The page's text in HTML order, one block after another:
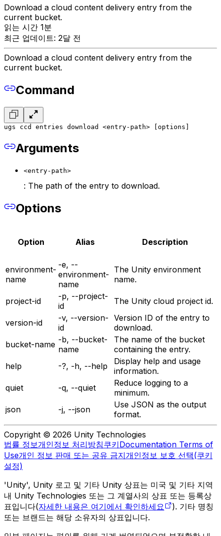
Download a cloud content delivery entry from the
current bucket.
읽는 시간 1분
최근 업데이트: 2달 전
Download a cloud content delivery entry from the
current bucket.
Command
ugs ccd entries download <entry-path> [options]
Arguments
<entry-path>
: The path of the entry to download.
Options
Option Alias Description
environment-
name
-e, --
environment-
name
The Unity environment
name.
project-id
-p, --project-
id
The Unity cloud project id.
version-id
-v, --version-
id
Version ID of the entry to
download.
bucket-name -b, --bucket-
name
The name of the bucket
containing the entry.
help
-?, -h, --help
Display help and usage
information.
quiet
-q, --quiet
Reduce logging to a
minimum.
json
-j, --json
Use JSON as the output
format.
Copyright © 2026 Unity Technologies
법률 정보개인정보 처리방침쿠키Documentation Terms of
Use개인 정보 판매 또는 공유 금지개인정보 보호 선택(쿠키
설정)
'Unity', Unity 로고 및 기타 Unity 상표는 미국 및 기타 지역
내 Unity Technologies 또는 그 계열사의 상표 또는 등록상
표입니다(자세한 내용은 여기에서 확인하세요
). 기타 명칭
또는 브랜드는 해당 소유자의 상표입니다.